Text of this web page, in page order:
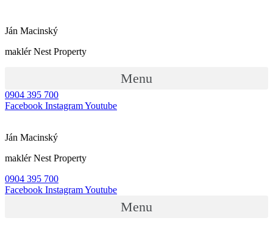
Ján Macinský
maklér Nest Property
Menu
0904 395 700
Facebook InstagramYoutube
Ján Macinský
maklér Nest Property
0904 395 700
Facebook InstagramYoutube
Menu